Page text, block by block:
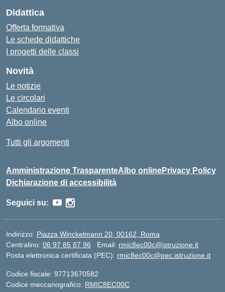
Didattica
Offerta formativa
Le schede didattiche
I progetti delle classi
Novità
Le notizie
Le circolari
Calendario eventi
Albo online
Tutti gli argomenti
Amministrazione TrasparenteAlbo onlinePrivacy Policy
Dichiarazione di accessibilità
Seguici su:
Indirizzo: Piazza Winckelmann 20, 00162, Roma
Centralino: 06 97 85 87 96 Email: rmic8ec00c@istruzione.it
Posta elettronica certificata (PEC): rmic8ec00c@pec.istruzione.it
Codice fiscale: 97713670582
Codice meccanografico: RMIC8EC00C